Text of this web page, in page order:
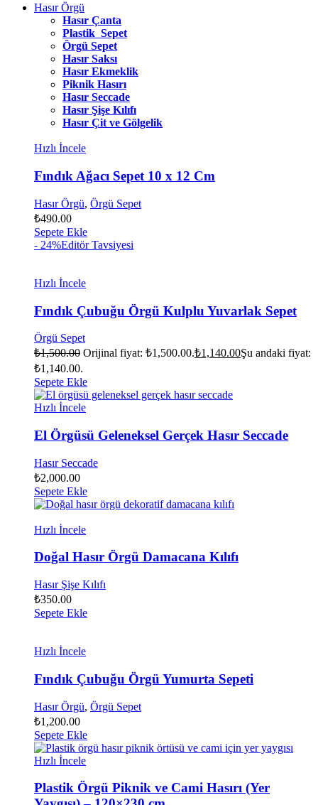
Hasır Örgü
Hasır Çanta
Plastik Sepet
Örgü Sepet
Hasır Saksı
Hasır Ekmeklik
Piknik Hasırı
Hasır Seccade
Hasır Şişe Kılıfı
Hasır Çit ve Gölgelik
Hızlı İncele
Fındık Ağacı Sepet 10 x 12 Cm
Hasır Örgü, Örgü Sepet
₺490.00
Sepete Ekle
- 24%Editör Tavsiyesi
Hızlı İncele
Fındık Çubuğu Örgü Kulplu Yuvarlak Sepet
Örgü Sepet
₺1,500.00 Orijinal fiyat: ₺1,500.00.₺1,140.00Şu andaki fiyat:
₺1,140.00.
Sepete Ekle
Hızlı İncele
El Örgüsü Geleneksel Gerçek Hasır Seccade
Hasır Seccade
₺2,000.00
Sepete Ekle
Hızlı İncele
Doğal Hasır Örgü Damacana Kılıfı
Hasır Şişe Kılıfı
₺350.00
Sepete Ekle
Hızlı İncele
Fındık Çubuğu Örgü Yumurta Sepeti
Hasır Örgü, Örgü Sepet
₺1,200.00
Sepete Ekle
Hızlı İncele
Plastik Örgü Piknik ve Cami Hasırı (Yer